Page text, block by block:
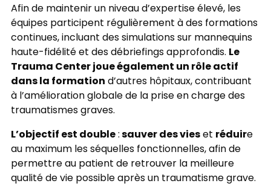
Afin de maintenir un niveau d’expertise élevé, les
équipes participent régulièrement à des formations
continues, incluant des simulations sur mannequins
haute-fidélité et des débriefings approfondis. Le
Trauma Center joue également un rôle actif
dans la formationd’autres hôpitaux, contribuant
à l’amélioration globale de la prise en charge des
traumatismes graves.
L’objectif est double:sauver des vieset réduire
au maximum les séquelles fonctionnelles, afin de
permettre au patient de retrouver la meilleure
qualité de vie possible après un traumatisme grave.